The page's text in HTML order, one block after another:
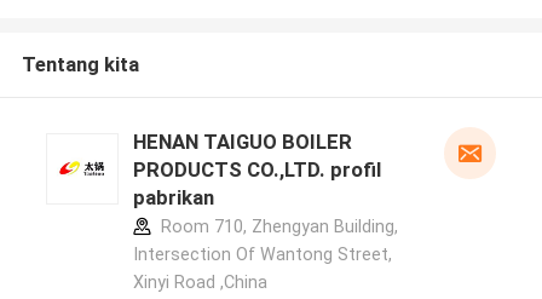
Tentang kita
HENAN TAIGUO BOILER
PRODUCTS CO.,LTD. profil
pabrikan
Room 710, Zhengyan Building,
Intersection Of Wantong Street,
Xinyi Road ,China